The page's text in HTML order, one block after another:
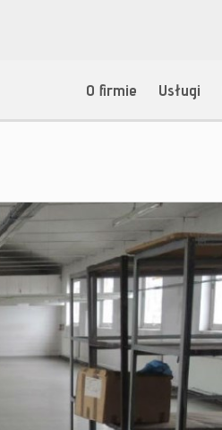
O firmie Usługi